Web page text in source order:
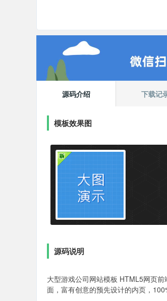
源码介绍 下载记
模板效果图
源码说明
大型游戏公司网站模板 HTML5网页
面，富有创意的预先设计的内页，